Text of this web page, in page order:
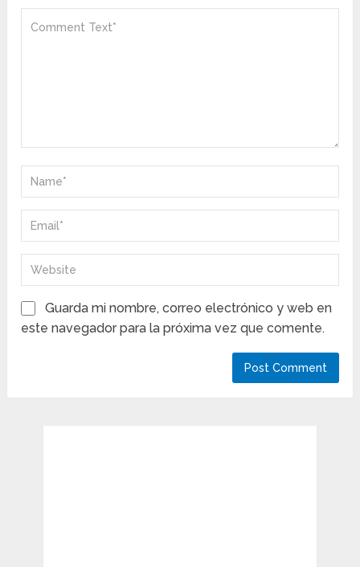
Guarda mi nombre, correo electrónico y web en
este navegador para la próxima vez que comente.